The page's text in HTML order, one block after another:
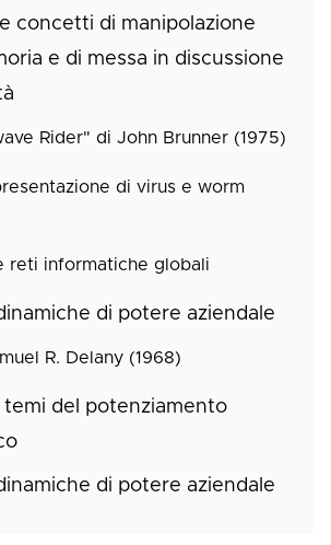
concetti di manipolazione
e di messa in discussione
Rider" di John Brunner (1975)
di virus e worm
reti informatiche globali
di potere aziendale
R. Delany (1968)
temi del potenziamento
di potere aziendale